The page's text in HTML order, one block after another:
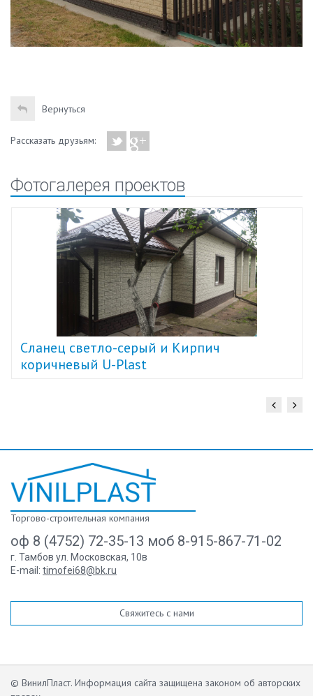
Вернуться
Рассказать друзьям:
Фотогалерея проектов
Cланец светло-серый и Кирпич
коричневый U-Plast
Торгово-строительная компания
оф 8 (4752) 72-35-13 моб 8-915-867-71-02
г. Тамбов ул. Московская, 10в
E-mail: timofei68@bk.ru
Свяжитесь с нами
© ВинилПласт. Информация сайта защищена законом об авторских